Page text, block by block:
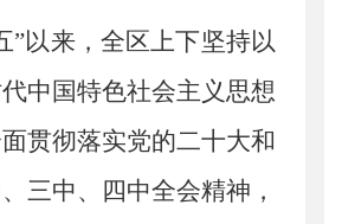
”以来，全区上下坚持以
中国特色社会主义思想
贯彻落实党的二十大和
三中、四中全会精神，